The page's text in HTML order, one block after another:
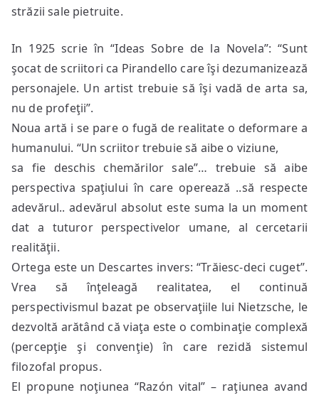
străzii sale pietruite.
In 1925 scrie în “Ideas Sobre de la Novela”: “Sunt
şocat de scriitori ca Pirandello care îşi dezumanizează
personajele. Un artist trebuie să îşi vadă de arta sa,
nu de profeţii”.
Noua artă i se pare o fugă de realitate o deformare a
humanului. “Un scriitor trebuie să aibe o viziune,
sa fie deschis chemărilor sale”… trebuie să aibe
perspectiva spaţiului în care operează ..să respecte
adevărul.. adevărul absolut este suma la un moment
dat a tuturor perspectivelor umane, al cercetarii
realităţii.
Ortega este un Descartes invers: “Trăiesc-deci cuget”.
Vrea să înţeleagă realitatea, el continuă
perspectivismul bazat pe observaţiile lui Nietzsche, le
dezvoltă arătând că viaţa este o combinaţie complexă
(percepţie şi convenţie) în care rezidă sistemul
filozofal propus.
El propune noţiunea “Razón vital” – raţiunea avand